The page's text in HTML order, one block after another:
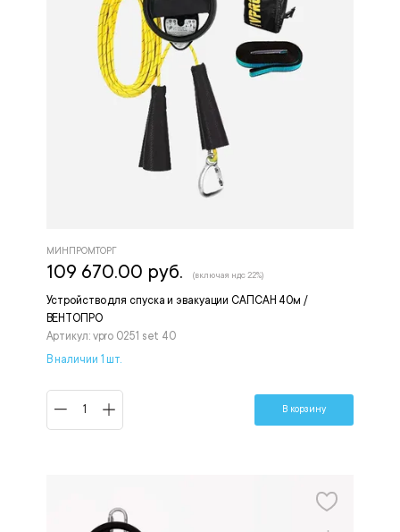
Устройство для спуска и эвакуации САПСАН 40м /
ВЕНТОПРО
Артикул: vpro 0251 set 40
МИНПРОМТОРГ
109 670.00 руб. (включая ндс 22%)
В наличии 1 шт.
В корзину